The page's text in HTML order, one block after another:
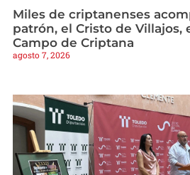
Miles de criptanenses
patrón, el Cristo de Villajos,
Campo de Criptana
agosto 7, 2026